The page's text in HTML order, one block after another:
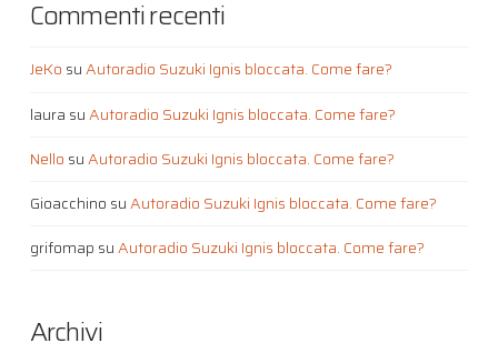
Commenti recenti
JeKo suAutoradio Suzuki Ignis bloccata. Come fare?
laura suAutoradio Suzuki Ignis bloccata. Come fare?
Nello suAutoradio Suzuki Ignis bloccata. Come fare?
Gioacchino suAutoradio Suzuki Ignis bloccata. Come fare?
grifomap suAutoradio Suzuki Ignis bloccata. Come fare?
Archivi